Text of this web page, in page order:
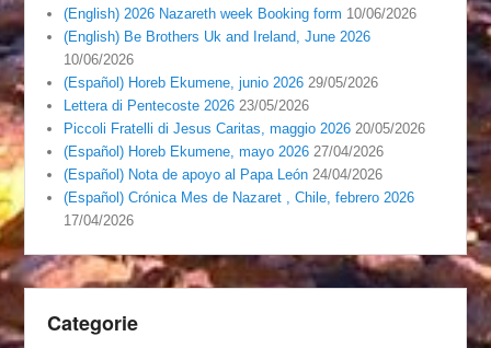
(English) 2026 Nazareth week Booking form 10/06/2026
(English) Be Brothers Uk and Ireland, June 2026
10/06/2026
(Español) Horeb Ekumene, junio 2026 29/05/2026
Lettera di Pentecoste 2026 23/05/2026
Piccoli Fratelli di Jesus Caritas, maggio 2026 20/05/2026
(Español) Horeb Ekumene, mayo 2026 27/04/2026
(Español) Nota de apoyo al Papa León 24/04/2026
(Español) Crónica Mes de Nazaret , Chile, febrero 2026
17/04/2026
Categorie